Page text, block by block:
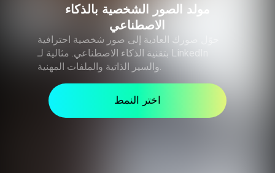
مولد الصور الشخصية بالذكاء
الاصطناعي
حوّل صورك العادية إلى صور شخصية احترافية
بتقنية الذكاء الاصطناعي. مثالية لـ LinkedIn
اختر النمط